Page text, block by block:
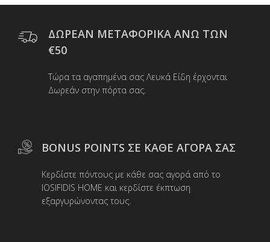
ΔΩΡΕΑΝ ΜΕΤΑΦΟΡΙΚΑ ΑΝΩ ΤΩΝ
€50
Τώρα τα αγαπημένα σας Λευκά Είδη έρχονται
Δωρεάν στην πόρτα σας.
BONUS POINTS ΣΕ ΚΑΘΕ ΑΓΟΡΑ ΣΑΣ
Κερδίστε πόντους με κάθε σας αγορά από το
IOSIFIDIS HOME και κερδίστε έκπτωση
εξαργυρώνοντας τους.